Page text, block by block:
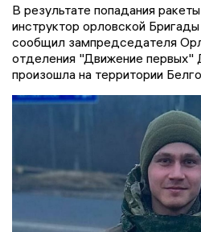
В результате попадания
инструктор орловской
сообщил зампредседателя
отделения "Движение первых"
произошла на территории